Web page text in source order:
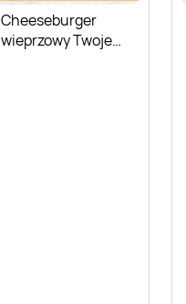
Cheeseburger
wieprzowy Twoje